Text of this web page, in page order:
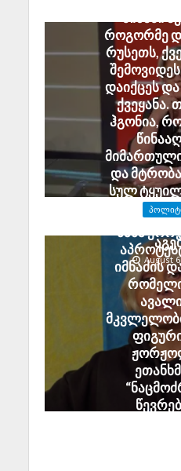
მიზანი
როგორმე
რუსეთს,
დაიქცეს
ქვეყანა.
ჰგონია,
და
სულ
გამოძიება
August
ნანა
იმნაძის